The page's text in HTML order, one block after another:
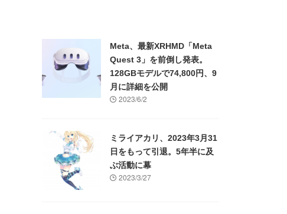
Meta、最新XRHMD「Meta
Quest 3」を前倒し発表。
128GBモデルで74,800円、9
月に詳細を公開
2023/6/2
ミライアカリ、2023年3月31
日をもって引退。5年半に及
ぶ活動に幕
2023/3/27